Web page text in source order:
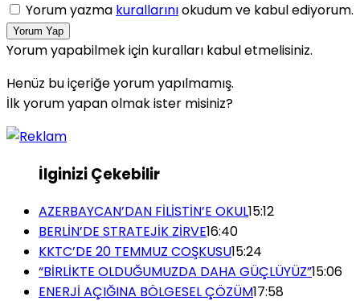
Yorum yazma kurallarınıokudum ve kabul ediyorum.
Yorum Yap
Yorum yapabilmek için kuralları kabul etmelisiniz.
Henüz bu içeriğe yorum yapılmamış.
İlk yorum yapan olmak ister misiniz?
İlginizi Çekebilir
AZERBAYCAN’DAN FİLİSTİN’E OKUL15:12
BERLİN’DE STRATEJİK ZİRVE16:40
KKTC’DE 20 TEMMUZ COŞKUSU15:24
“BİRLİKTE OLDUĞUMUZDA DAHA GÜÇLÜYÜZ”15:06
ENERJİ AÇIĞINA BÖLGESEL ÇÖZÜM17:58